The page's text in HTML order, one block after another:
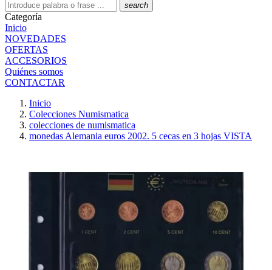
search
Categoría
Inicio
NOVEDADES
OFERTAS
ACCESORIOS
Quiénes somos
CONTACTAR
Inicio
Colecciones Numismatica
colecciones de numismatica
monedas Alemania euros 2002. 5 cecas en 3 hojas VISTA